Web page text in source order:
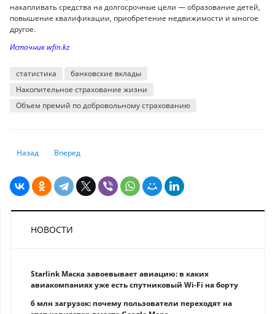
накапливать средства на долгосрочные цели — образование детей,
повышение квалификации, приобретение недвижимости и многое
другое.
Источник wfin.kz
статистика
банковские вклады
Накопительное страхование жизни
Объем премий по добровольному страхованию
Предыдущий: Добыча природного газа в Казахстане сокращается
Назад Следующий: Заработные платы работников
Вперед
НОВОСТИ
Starlink Маска завоевывает авиацию: в каких
авиакомпаниях уже есть спутниковый Wi-Fi на борту
6 млн загрузок: почему пользователи переходят на